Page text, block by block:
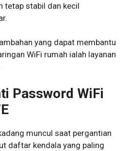
tetap stabil dan kecil
yang dapat membantu
WiFi rumah ialah layanan
Password WiFi
muncul saat pergantian
daftar kendala yang paling